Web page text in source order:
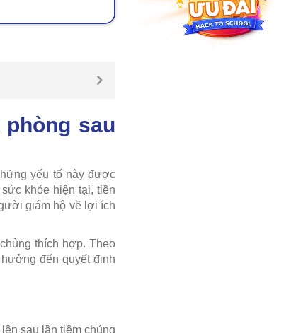
sau
yếu tố này được
khỏe hiện tại, tiền
giám hộ về lợi ích
thích hợp. Theo
đến quyết định
sau lần tiêm chủng